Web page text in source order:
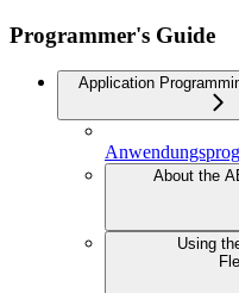
Programmer's Guide
Application
About the
Using